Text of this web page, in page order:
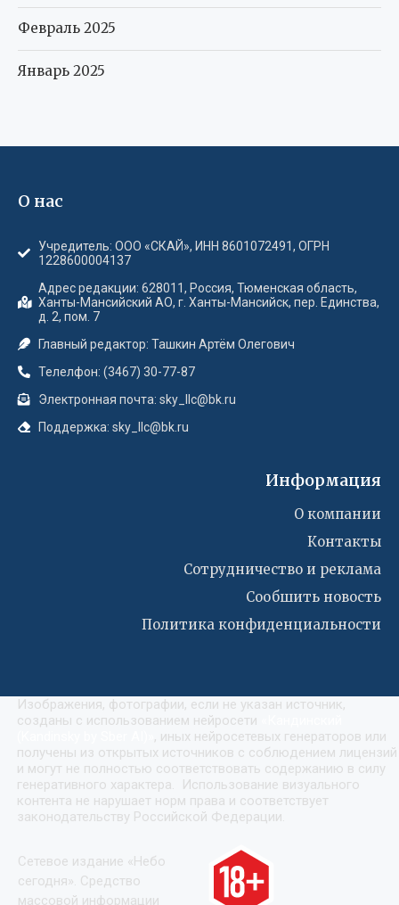
Февраль 2025
Январь 2025
О нас
Учредитель: ООО «СКАЙ», ИНН 8601072491, ОГРН
1228600004137
Адрес редакции: 628011, Россия, Тюменская область,
Ханты-Мансийский АО, г. Ханты-Мансийск, пер. Единства,
д. 2, пом. 7
Главный редактор: Ташкин Артём Олегович
Телелфон: (3467) 30-77-87
Электронная почта: sky_llc@bk.ru
Поддержка: sky_llc@bk.ru
Информация
О компании
Контакты
Сотрудничество и реклама
Сообшить новость
Политика конфиденциальности
Изображения, фотографии, если не указан источник,
созданы с использованием нейросети
, иных нейросетевых генераторов или
получены из открытых источников с соблюдением лицензий
и могут не полностью соответствовать содержанию в силу
генеративного характера. Использование визуального
контента не нарушает норм права и соответствует
законодательству Российской Федерации.
Сетевое издание «Небо
сегодня». Средство
массовой информации